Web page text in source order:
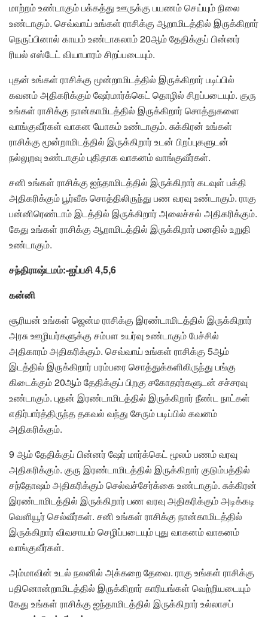
மாற்றம் உண்டாகும் பக்கத்து ஊருக்கு பயணம் செய்யும் நிலை
உண்டாகும். செவ்வாய் உங்கள் ராசிக்கு ஆறாமிடத்தில் இருக்கிறார்
நெருப்பினால் காயம் உண்டாகலாம் 20ஆம் தேதிக்குப் பின்னர்
ரியல் எஸ்டேட் வியாபாரம் சிறப்படையும்.
புதன் உங்கள் ராசிக்கு மூன்றாமிடத்தில் இருக்கிறார் படிப்பில்
கவனம் அதிகரிக்கும் ஷேர்மார்க்கெட் தொழில் சிறப்படையும். குரு
உங்கள் ராசிக்கு நான்காமிடத்தில் இருக்கிறார் சொத்துகளை
வாங்குவீர்கள் வாகன யோகம் உண்டாகும். சுக்கிரன் உங்கள்
ராசிக்கு மூன்றாமிடத்தில் இருக்கிறார் உடன் பிறப்புகளுடன்
நல்லுறவு உண்டாகும் புதிதாக வாகனம் வாங்குவீர்கள்.
சனி உங்கள் ராசிக்கு ஐந்தாமிடத்தில் இருக்கிறார் கடவுள் பக்தி
அதிகரிக்கும் பூர்வீக சொத்திலிருந்து பண வரவு உண்டாகும். ராகு
பன்னிரெண்டாம் இடத்தில் இருக்கிறார் அலைச்சல் அதிகரிக்கும்.
கேது உங்கள் ராசிக்கு ஆறாமிடத்தில் இருக்கிறார் மனதில் உறுதி
உண்டாகும்.
சந்திராஷ்டமம்:-ஐப்பசி 4,5,6
கன்னி
சூரியன் உங்கள் ஜென்ம ராசிக்கு இரண்டாமிடத்தில் இருக்கிறார்
அரசு ஊழியர்களுக்கு சம்பள உயர்வு உண்டாகும் பேச்சில்
அதிகாரம் அதிகரிக்கும். செவ்வாய் உங்கள் ராசிக்கு 5ஆம்
இடத்தில் இருக்கிறார் பரம்பரை சொத்துக்களிலிருந்து பங்கு
கிடைக்கும் 20ஆம் தேதிக்குப் பிறகு சகோதரர்களுடன் சச்சரவு
உண்டாகும். புதன் இரண்டாமிடத்தில் இருக்கிறார் நீண்ட நாட்கள்
எதிர்பார்த்திருந்த தகவல் வந்து சேரும் படிப்பில் கவனம்
அதிகரிக்கும்.
9 ஆம் தேதிக்குப் பின்னர் ஷேர் மார்க்கெட் மூலம் பணம் வரவு
அதிகரிக்கும். குரு இரண்டாமிடத்தில் இருக்கிறார் குடும்பத்தில்
சந்தோஷம் அதிகரிக்கும் செல்வச்சேர்க்கை உண்டாகும். சுக்கிரன்
இரண்டாமிடத்தில் இருக்கிறார் பண வரவு அதிகரிக்கும் அடிக்கடி
வெளியூர் செல்வீர்கள். சனி உங்கள் ராசிக்கு நான்காமிடத்தில்
இருக்கிறார் விவசாயம் செழிப்படையும் புது வாகனம் வாகனம்
வாங்குவீர்கள்.
அம்மாவின் உடல் நலனில் அக்கறை தேவை. ராகு உங்கள் ராசிக்கு
பதினொன்றாமிடத்தில் இருக்கிறார் காரியங்கள் வெற்றியடையும்
கேது உங்கள் ராசிக்கு ஐந்தாமிடத்தில் இருக்கிறார் உல்லாசப்